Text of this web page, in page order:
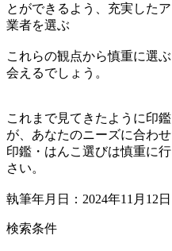
とができるよう、充実した
業者を選ぶ
これらの観点から慎重に選
会えるでしょう。
これまで見てきたように印
が、あなたのニーズに合わ
印鑑・はんこ選びは慎重に
さい。
執筆年月日：2024年11月12日
検索条件